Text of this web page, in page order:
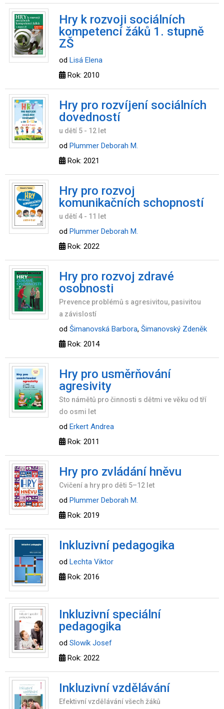
Hry k rozvoji sociálních
kompetencí žáků 1. stupně
ZŠ
od Lisá Elena
Rok: 2010
Hry pro rozvíjení sociálních
dovedností
u dětí 5 - 12 let
od Plummer Deborah M.
Rok: 2021
Hry pro rozvoj
komunikačních schopností
u dětí 4 - 11 let
od Plummer Deborah M.
Rok: 2022
Hry pro rozvoj zdravé
osobnosti
Prevence problémů s agresivitou, pasivitou
a závislostí
od Šimanovská Barbora, Šimanovský Zdeněk
Rok: 2014
Hry pro usměrňování
agresivity
Sto námětů pro činnosti s dětmi ve věku od tří
do osmi let
od Erkert Andrea
Rok: 2011
Hry pro zvládání hněvu
Cvičení a hry pro děti 5–12 let
od Plummer Deborah M.
Rok: 2019
Inkluzivní pedagogika
od Lechta Viktor
Rok: 2016
Inkluzivní speciální
pedagogika
od Slowík Josef
Rok: 2022
Inkluzivní vzdělávání
Efektivní vzdělávání všech žáků